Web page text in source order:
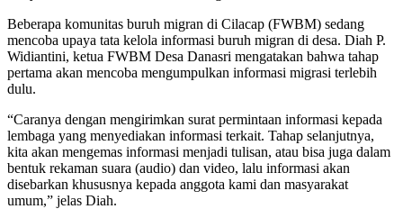
Beberapa komunitas buruh migran di Cilacap (FWBM) sedang
mencoba upaya tata kelola informasi buruh migran di desa. Diah P.
Widiantini, ketua FWBM Desa Danasri mengatakan bahwa tahap
pertama akan mencoba mengumpulkan informasi migrasi terlebih
dulu.
“Caranya dengan mengirimkan surat permintaan informasi kepada
lembaga yang menyediakan informasi terkait. Tahap selanjutnya,
kita akan mengemas informasi menjadi tulisan, atau bisa juga dalam
bentuk rekaman suara (audio) dan video, lalu informasi akan
disebarkan khususnya kepada anggota kami dan masyarakat
umum,” jelas Diah.